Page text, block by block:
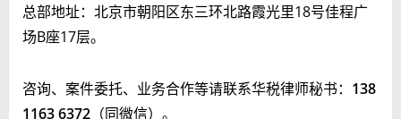
总部地址：北京市朝阳区东三环北路霞光里18号佳程广
场B座17层。
咨询、案件委托、业务合作等请联系华税律师秘书： 138
1163 6372 （同微信）。